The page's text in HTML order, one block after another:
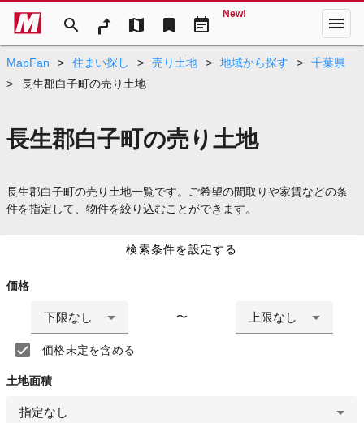
search map bookmark event_note
New! menu
MapFan > 住まい探し > 売り土地 > 地域から探す >
千葉県
>
長生郡白子町の売り土地
長生郡白子町の売り土地
長生郡白子町の売り土地一覧です。ご希望の間取りや家賃などの条
件を指定して、物件を絞り込むことができます。
検索条件を設定する
価格
下限なし 〜 上限なし
価格未定を含める
土地面積
指定なし